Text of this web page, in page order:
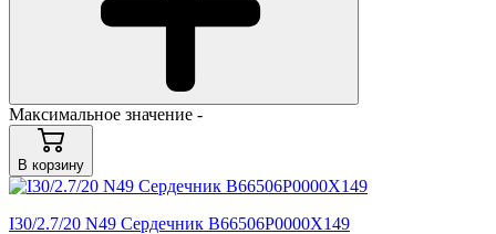
Максимальное значение -
В корзину
I30/2.7/20 N49 Сердечник B66506P0000X149